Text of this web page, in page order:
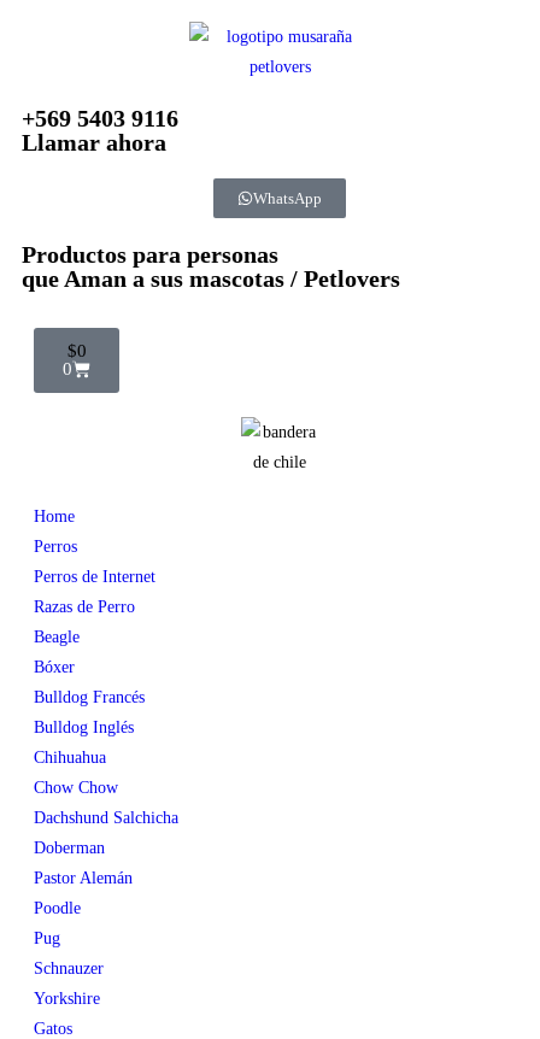
+569 5403 9116
Llamar ahora
WhatsApp
Productos para personas
que Aman a sus mascotas / Petlovers
$0
0
Home
Perros
Perros de Internet
Razas de Perro
Beagle
Bóxer
Bulldog Francés
Bulldog Inglés
Chihuahua
Chow Chow
Dachshund Salchicha
Doberman
Pastor Alemán
Poodle
Pug
Schnauzer
Yorkshire
Gatos